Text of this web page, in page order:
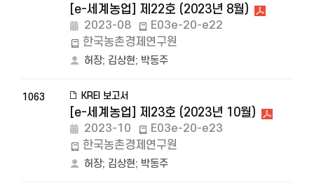
[e-세계농업] 제22호 (2023년 8월)
2023-08
E03e-20-e22
한국농촌경제연구원
허장; 김상현; 박동주
1063 KREI 보고서
[e-세계농업] 제23호 (2023년 10월)
2023-10
E03e-20-e23
한국농촌경제연구원
허장; 김상현; 박동주